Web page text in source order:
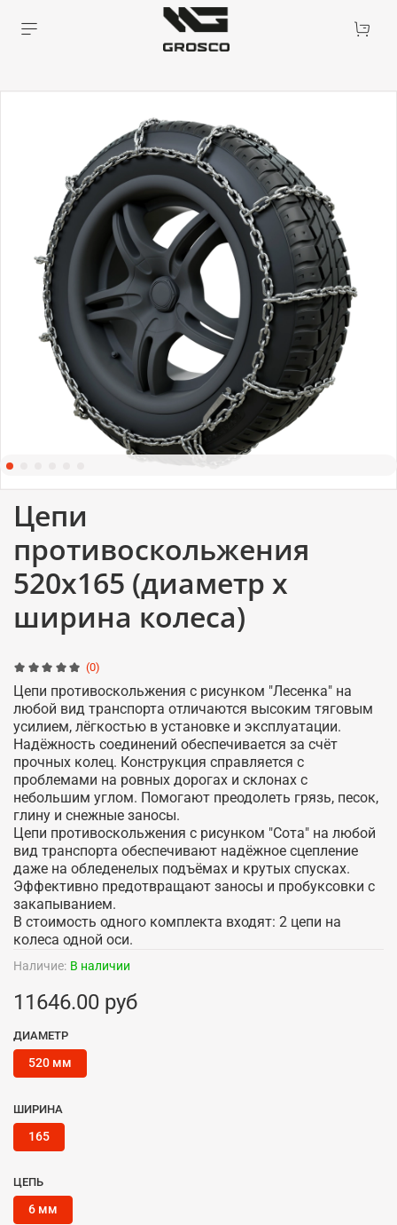
(0)
Наличие: В наличии
Цепи
противоскольжения
520x165 (диаметр x
ширина колеса)
11646.00 руб
ДИАМЕТР
520 мм
ШИРИНА
165
ЦЕПЬ
6 мм
Цепи противоскольжения с рисунком "Лесенка" на
любой вид транспорта отличаются высоким тяговым
усилием, лёгкостью в установке и эксплуатации.
Надёжность соединений обеспечивается за счёт
прочных колец. Конструкция справляется с
проблемами на ровных дорогах и склонах с
небольшим углом. Помогают преодолеть грязь, песок,
глину и снежные заносы.
Цепи противоскольжения с рисунком "Сота" на любой
вид транспорта обеспечивают надёжное сцепление
даже на обледенелых подъёмах и крутых спусках.
Эффективно предотвращают заносы и пробуксовки с
закапыванием.
В стоимость одного комплекта входят: 2 цепи на
колеса одной оси.